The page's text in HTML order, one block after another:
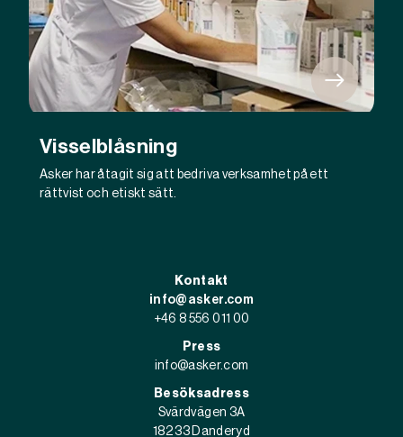
Visselblåsning
Asker har åtagit sig att bedriva verksamhet på ett
rättvist och etiskt sätt.
Kontakt
info@asker.com
+46 8 556 011 00
Press
info@asker.com
Besöksadress
Svärdvägen 3A
182 33 Danderyd